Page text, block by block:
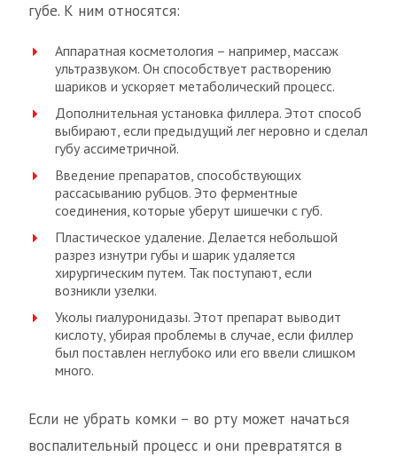
губе. К ним относятся:
Аппаратная косметология – например, массаж
ультразвуком. Он способствует растворению
шариков и ускоряет метаболический процесс.
Дополнительная установка филлера. Этот способ
выбирают, если предыдущий лег неровно и сделал
губу ассиметричной.
Введение препаратов, способствующих
рассасыванию рубцов. Это ферментные
соединения, которые уберут шишечки с губ.
Пластическое удаление. Делается небольшой
разрез изнутри губы и шарик удаляется
хирургическим путем. Так поступают, если
возникли узелки.
Уколы гиалуронидазы. Этот препарат выводит
кислоту, убирая проблемы в случае, если филлер
был поставлен неглубоко или его ввели слишком
много.
Если не убрать комки – во рту может начаться
воспалительный процесс и они превратятся в